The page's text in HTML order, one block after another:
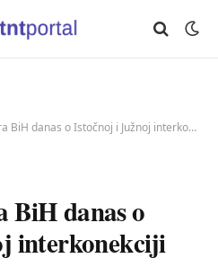
danas o Istočnoj i Južnoj interkonekciji
BiH danas o
interkonekciji